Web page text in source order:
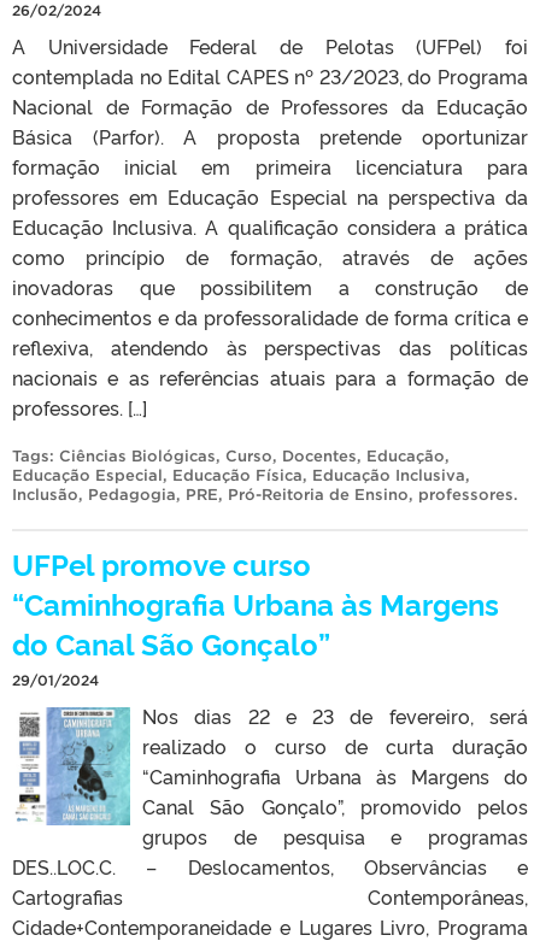
26/02/2024
A Universidade Federal de Pelotas (UFPel) foi
contemplada no Edital CAPES nº 23/2023, do Programa
Nacional de Formação de Professores da Educação
Básica (Parfor). A proposta pretende oportunizar
formação inicial em primeira licenciatura para
professores em Educação Especial na perspectiva da
Educação Inclusiva. A qualificação considera a prática
como princípio de formação, através de ações
inovadoras que possibilitem a construção de
conhecimentos e da professoralidade de forma crítica e
reflexiva, atendendo às perspectivas das políticas
nacionais e as referências atuais para a formação de
professores. […]
Tags: Ciências Biológicas, Curso, Docentes, Educação,
Educação Especial, Educação Física, Educação Inclusiva,
Inclusão, Pedagogia, PRE, Pró-Reitoria de Ensino, professores.
UFPel promove curso
“Caminhografia Urbana às Margens
do Canal São Gonçalo”
29/01/2024
Nos dias 22 e 23 de fevereiro, será
realizado o curso de curta duração
“Caminhografia Urbana às Margens do
Canal São Gonçalo”, promovido pelos
grupos de pesquisa e programas
DES..LOC.C. – Deslocamentos, Observâncias e
Cartografias Contemporâneas,
Cidade+Contemporaneidade e Lugares Livro, Programa